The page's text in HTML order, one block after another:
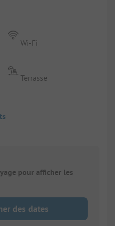
Wi-Fi
Terrasse
pour afficher les
des dates